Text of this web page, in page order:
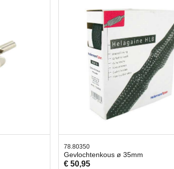
42.59551
Bit- en Doppenset 19 Delig Incl.
€ 19,95